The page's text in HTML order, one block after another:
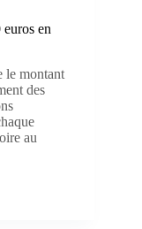
en
le montant
des
au